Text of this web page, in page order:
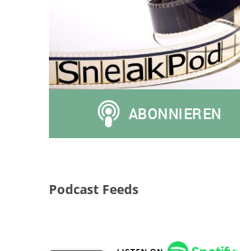
Podcast Feeds